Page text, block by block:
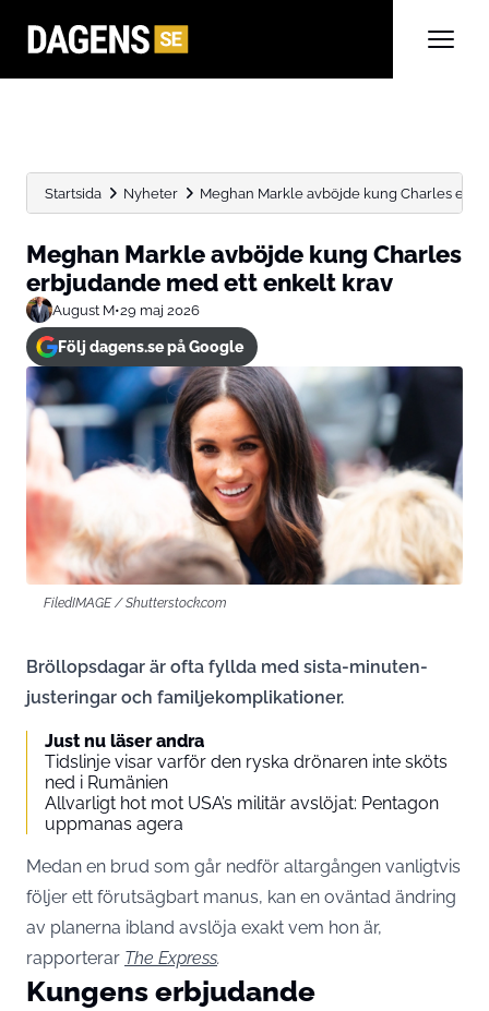
Startsida Nyheter Meghan Markle avböjde kung Charles
Meghan Markle avböjde kung Charles
erbjudande med ett enkelt krav
August M•29 maj 2026
Följ dagens.se på Google
FiledIMAGE / Shutterstock.com
Bröllopsdagar är ofta fyllda med sista-minuten-
justeringar och familjekomplikationer.
Just nu läser andra
Tidslinje visar varför den ryska drönaren inte sköts
ned i Rumänien
Allvarligt hot mot USA’s militär avslöjat: Pentagon
uppmanas agera
Medan en brud som går nedför altargången vanligtvis
följer ett förutsägbart manus, kan en oväntad ändring
av planerna ibland avslöja exakt vem hon är,
rapporterar The Express.
Kungens erbjudande